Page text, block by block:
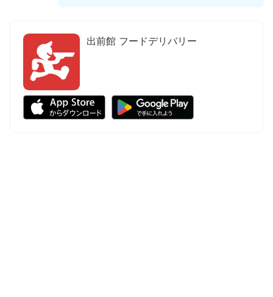
出前館 フードデリバリー